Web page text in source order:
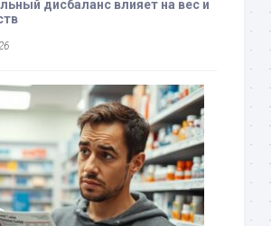
дисбаланс влияет на вес и